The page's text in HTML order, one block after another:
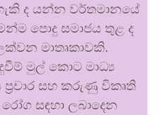
ද යන්න වර්තමානයේ
පොදු සමාජය තුළ ද
මාතෘකාවකි.
මුල් කොට මාධ්‍ය
සහ කරුණු විකෘති
සඳහා ලබාදෙන